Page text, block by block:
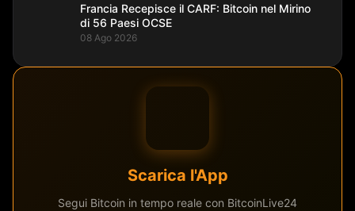
Francia Recepisce il CARF: Bitcoin nel Mirino
di 56 Paesi OCSE
08 Ago 2026
Scarica l'App
Segui Bitcoin in tempo reale con BitcoinLive24